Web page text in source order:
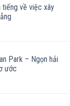
tiếng về việc xây
Park – Ngọn hải
ước